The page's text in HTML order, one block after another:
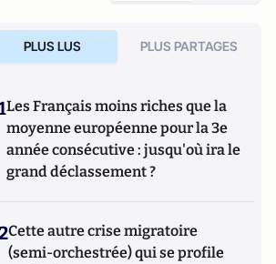
PLUS LUS PLUS PARTAGES
Les Français moins riches que la
moyenne européenne pour la 3e
année consécutive : jusqu'où ira le
grand déclassement ?
Cette autre crise migratoire
(semi-orchestrée) qui se profile